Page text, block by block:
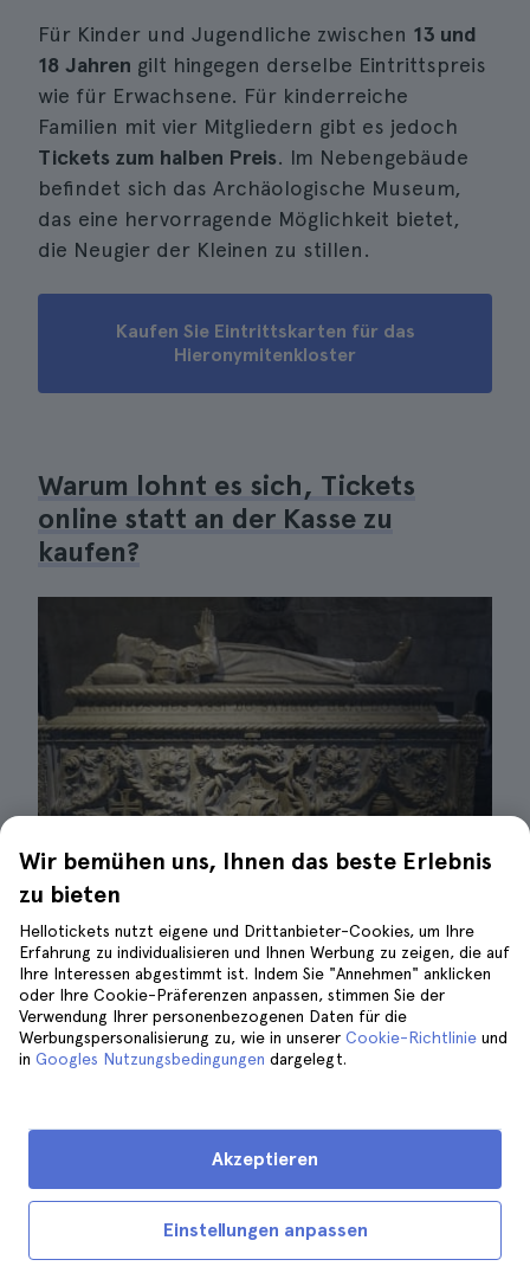
Für Kinder und Jugendliche zwischen 13 und
18 Jahren gilt hingegen derselbe Eintrittspreis
wie für Erwachsene. Für kinderreiche
Familien mit vier Mitgliedern gibt es jedoch
Tickets zum halben Preis. Im Nebengebäude
befindet sich das Archäologische Museum,
das eine hervorragende Möglichkeit bietet,
die Neugier der Kleinen zu stillen.
Kaufen Sie Eintrittskarten für das
Hieronymitenkloster
Warum lohnt es sich, Tickets
online statt an der Kasse zu
kaufen?
Grabstätte von Vasco da Gama| ©Luis Miguel Suárez del
Río
Sie können die Eintrittskarten für das Kloster
jedoch bietet die Online-Reservierung
zusätzliche Vorteileund ist die beste
Möglichkeit, allewichtigen Aktivitäten im
Stadtteil Belém
zu genießen. Vor allem
Wir bemühen uns, Ihnen das beste Erlebnis
zu bieten
Hellotickets nutzt eigene und Drittanbieter-Cookies, um Ihre
Erfahrung zu individualisieren und Ihnen Werbung zu zeigen, die auf
Ihre Interessen abgestimmt ist. Indem Sie "Annehmen" anklicken
oder Ihre Cookie-Präferenzen anpassen, stimmen Sie der
Verwendung Ihrer personenbezogenen Daten für die
Werbungspersonalisierung zu, wie in unserer Cookie-Richtlinie und
in Googles Nutzungsbedingungen dargelegt.
Einstellungen anpassen
Akzeptieren